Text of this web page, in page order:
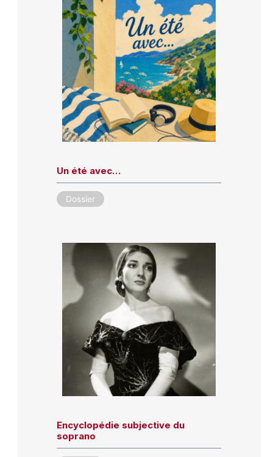
Un été avec…
Dossier
Encyclopédie subjective du
soprano